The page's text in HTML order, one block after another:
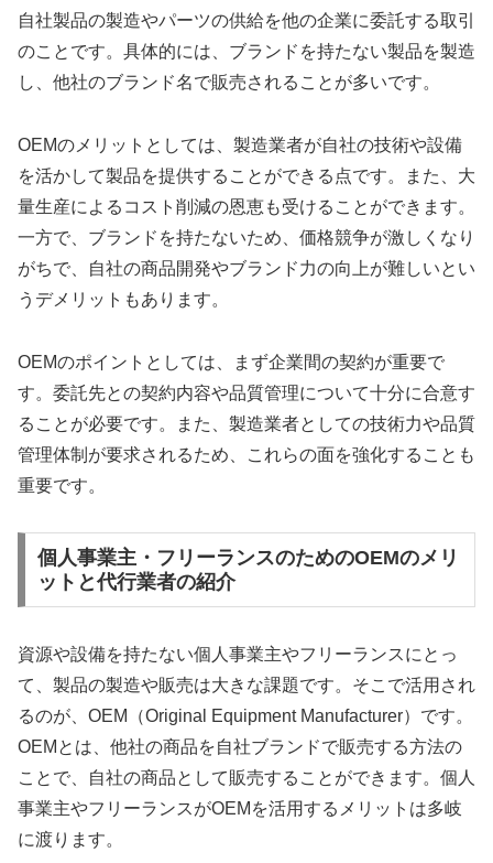
自社製品の製造やパーツの供給を他の企業に委託する取引
のことです。具体的には、ブランドを持たない製品を製造
し、他社のブランド名で販売されることが多いです。
OEMのメリットとしては、製造業者が自社の技術や設備
を活かして製品を提供することができる点です。また、大
量生産によるコスト削減の恩恵も受けることができます。
一方で、ブランドを持たないため、価格競争が激しくなり
がちで、自社の商品開発やブランド力の向上が難しいとい
うデメリットもあります。
OEMのポイントとしては、まず企業間の契約が重要で
す。委託先との契約内容や品質管理について十分に合意す
ることが必要です。また、製造業者としての技術力や品質
管理体制が要求されるため、これらの面を強化することも
重要です。
個人事業主・フリーランスのためのOEMのメリ
ットと代行業者の紹介
資源や設備を持たない個人事業主やフリーランスにとっ
て、製品の製造や販売は大きな課題です。そこで活用され
るのが、OEM（Original Equipment Manufacturer）です。
OEMとは、他社の商品を自社ブランドで販売する方法の
ことで、自社の商品として販売することができます。個人
事業主やフリーランスがOEMを活用するメリットは多岐
に渡ります。